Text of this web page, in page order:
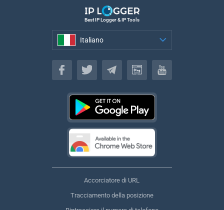
Best IP Logger & IP Tools
Italiano
Italiano
Accorciatore di URL
Tracciamento della posizione